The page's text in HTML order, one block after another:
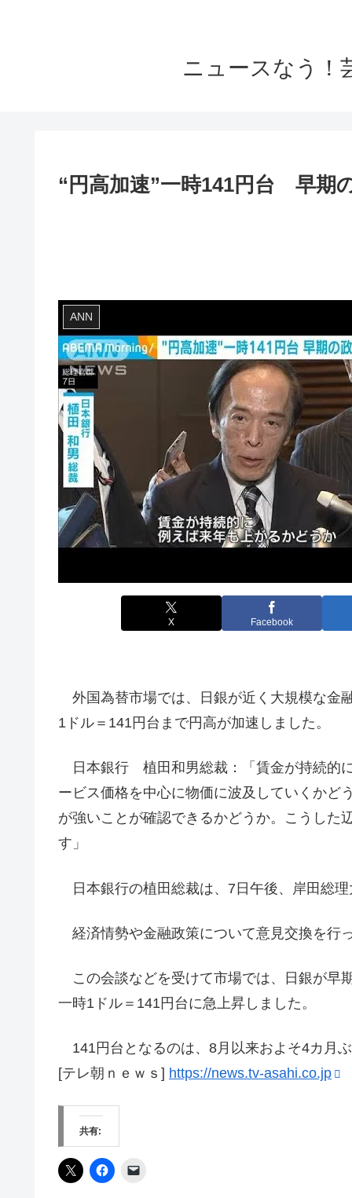
ニュースなう！
“円高加速”一時141円台 早期
ANN
X Facebook
外国為替市場では、日銀が近く大規模な金
1ドル＝141円台まで円高が加速しました。
日本銀行 植田和男総裁：「賃金が持続的
ービス価格を中心に物価に波及していくかど
が強いことが確認できるかどうか。こうした
す」
日本銀行の植田総裁は、7日午後、岸田総理
経済情勢や金融政策について意見交換を行
この会談などを受けて市場では、日銀が早
一時1ドル＝141円台に急上昇しました。
141円台となるのは、8月以来およそ4カ月ぶ
[テレ朝ｎｅｗｓ] https://news.tv-asahi.co.jp
共有: